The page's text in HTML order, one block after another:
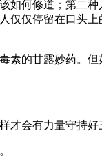
修道；第二种
仅停留在口头
的甘露妙药。
有力量守持好